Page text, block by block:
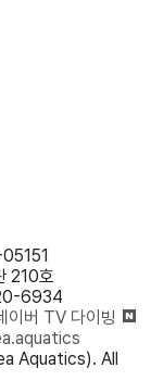
210호
6934
이버 TV 다이빙
Aquatics). All